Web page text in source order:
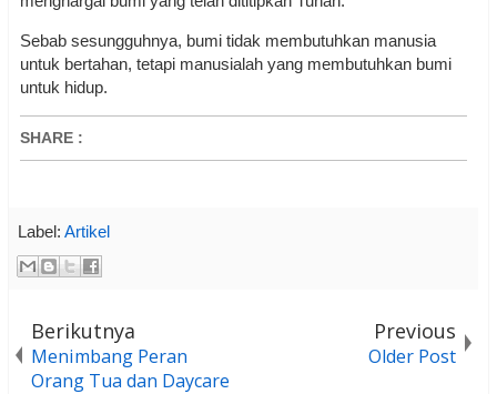
Sebab sesungguhnya, bumi tidak membutuhkan manusia
untuk bertahan, tetapi manusialah yang membutuhkan bumi
untuk hidup.
SHARE :
Label: Artikel
Berikutnya
Menimbang Peran
Orang Tua dan Daycare
Previous
Older Post